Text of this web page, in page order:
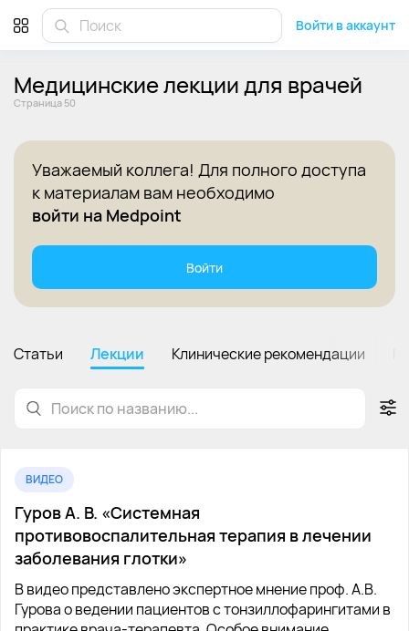
Войти в аккаунт
Медицинские лекции для врачей
Cтраница 50
Уважаемый коллега! Для полного доступа
к материалам вам необходимо
войти на Medpoint
Войти
Статьи Лекции Клинические рекомендации
ВИДЕО
Гуров А. В. «Системная
противовоспалительная терапия в лечении
заболевания глотки»
В видео представлено экспертное мнение проф. А.В.
Гурова о ведении пациентов с тонзиллофарингитами в
Бесплатные медицинские лекции для врачей онлайн -